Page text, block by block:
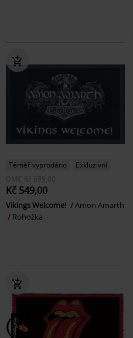
Téměř vyprodáno
Exkluzivní
DMC
Kč 699,00
Kč 549,00
Vikings Welcome!
Amon Amarth
Rohožka